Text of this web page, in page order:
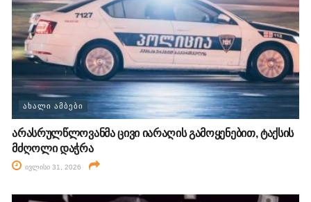
ᲐᲮᲐᲚᲘ ᲐᲛᲑᲔᲑᲘ
არასრულწლოვანმა ცივი იარაღის გამოყენებით, ტაქსის
მძღოლი დაჭრა
ივლისი 31, 2026